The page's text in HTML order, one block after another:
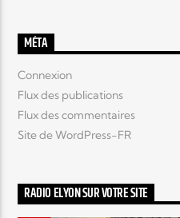
MÉTA
Connexion
Flux des publications
Flux des commentaires
Site de WordPress-FR
RADIO ELYON SUR VOTRE SITE